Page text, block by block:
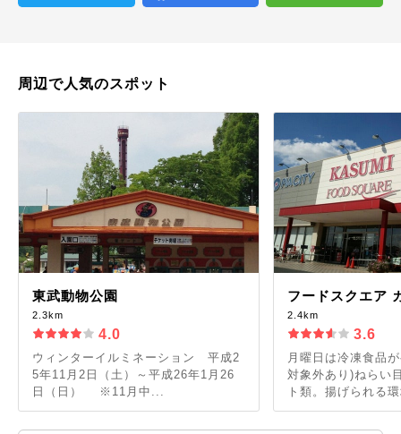
周辺で人気のスポット
東武動物公園
2.3km
4.0
ウィンターイルミネーション 平成2
5年11月2日（土）～平成26年1月26
日（日） ※11月中...
フードスクエア
2.4km
3.6
月曜日は冷凍食品
対象外あり)ねらい
ト類。揚げられる